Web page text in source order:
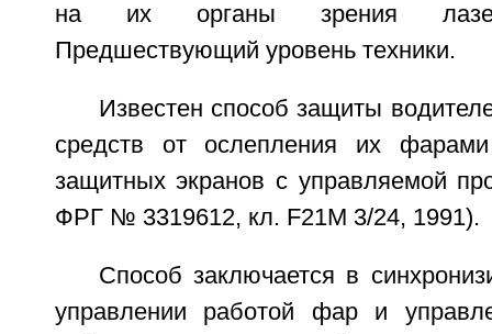
на их органы зрения
Предшествующий уровень техники.
Известен способ защиты
средств от ослепления их
защитных экранов с управляемой
ФРГ № 3319612, кл. F21М 3/24, 1991).
Способ заключается в
управлении работой фар и